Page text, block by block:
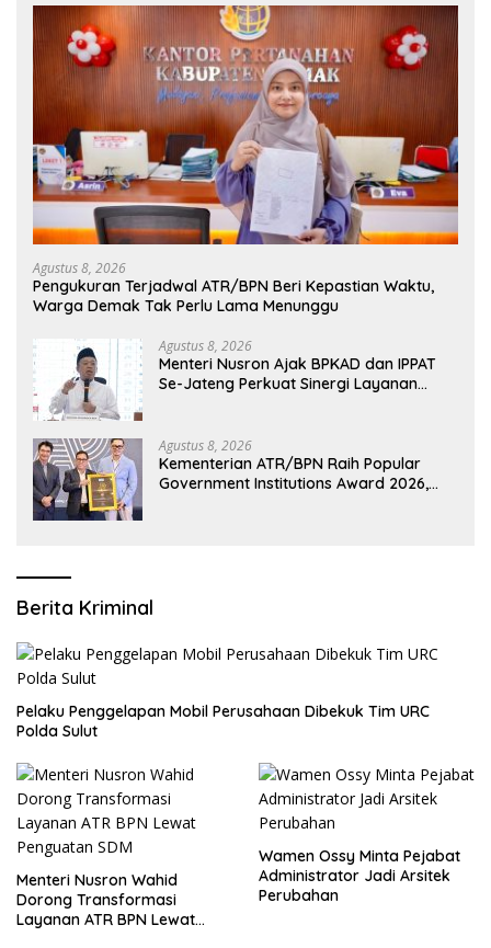
Agustus 8, 2026
Pengukuran Terjadwal ATR/BPN Beri Kepastian Waktu,
Warga Demak Tak Perlu Lama Menunggu
Agustus 8, 2026
Menteri Nusron Ajak BPKAD dan IPPAT
Se-Jateng Perkuat Sinergi Layanan
Agustus 8, 2026
Kementerian ATR/BPN Raih Popular
Government Institutions Award 2026,
Berita Kriminal
​Pelaku Penggelapan Mobil Perusahaan Dibekuk Tim URC
Polda Sulut
​Menteri Nusron Wahid
Dorong Transformasi
Layanan ATR BPN Lewat
Wamen Ossy Minta Pejabat
Administrator Jadi Arsitek
Perubahan